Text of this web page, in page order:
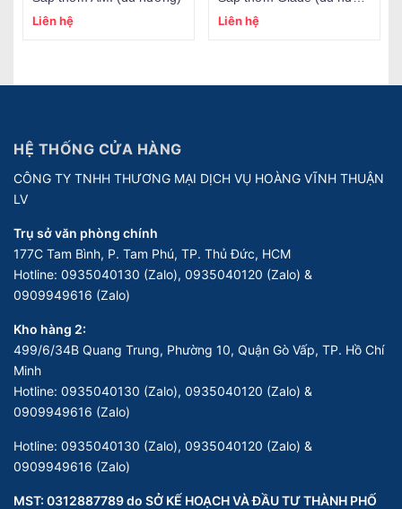
Liên hệ
Liên hệ
HỆ THỐNG CỬA HÀNG
CÔNG TY TNHH THƯƠNG MẠI DỊCH VỤ HOÀNG VĨNH THUẬN
LV
Trụ sở văn phòng chính
177C Tam Bình, P. Tam Phú, TP. Thủ Đức, HCM
Hotline: 0935040130 (Zalo), 0935040120 (Zalo) &
0909949616 (Zalo)
Kho hàng 2:
499/6/34B Quang Trung, Phường 10, Quận Gò Vấp, TP. Hồ Chí
Minh
Hotline: 0935040130 (Zalo), 0935040120 (Zalo) &
0909949616 (Zalo)
Hotline: 0935040130 (Zalo), 0935040120 (Zalo) &
0909949616 (Zalo)
MST: 0312887789 do SỞ KẾ HOẠCH VÀ ĐẦU TƯ THÀNH PHỐ